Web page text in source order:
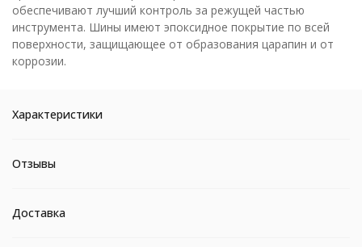
обеспечивают лучший контроль за режущей частью
инструмента. Шины имеют эпоксидное покрытие по всей
поверхности, защищающее от образования царапин и от
коррозии.
Характеристики
Отзывы
Доставка